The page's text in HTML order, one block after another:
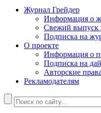
Журнал Грейдер
Информация о
Свежий выпуск
Подписка на
О проекте
Информация о
Подписка на
Авторские права
Рекламодателям